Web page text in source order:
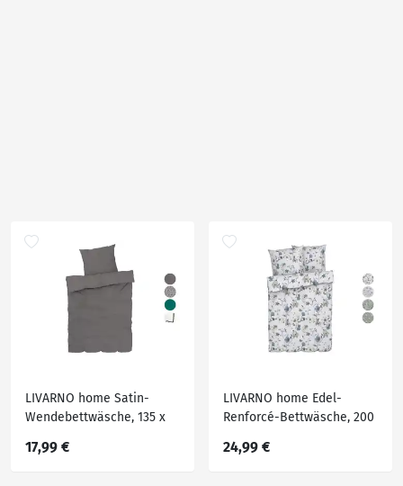
LIVARNO home Satin-
Wendebettwäsche, 135 x
17,99 €
LIVARNO home Edel-
Renforcé-Bettwäsche, 200
24,99 €